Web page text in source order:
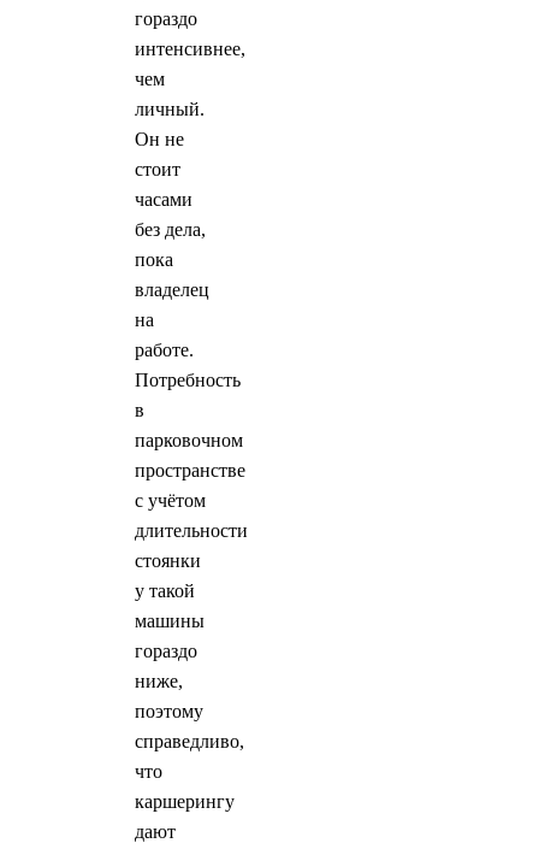
гораздо
интенсивнее,
чем
личный.
Он не
стоит
часами
без дела,
пока
владелец
на
работе.
Потребность
в
парковочном
пространстве
с учётом
длительности
стоянки
у такой
машины
гораздо
ниже,
поэтому
справедливо,
что
каршерингу
дают